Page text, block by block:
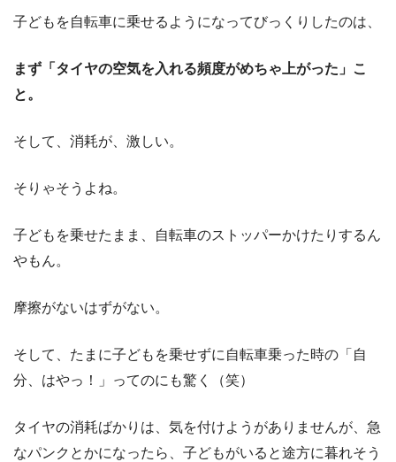
子どもを自転車に乗せるようになってびっくりしたのは、
まず「タイヤの空気を入れる頻度がめちゃ上がった」こ
と。
そして、消耗が、激しい。
そりゃそうよね。
子どもを乗せたまま、自転車のストッパーかけたりするん
やもん。
摩擦がないはずがない。
そして、たまに子どもを乗せずに自転車乗った時の「自
分、はやっ！」ってのにも驚く（笑）
タイヤの消耗ばかりは、気を付けようがありませんが、急
なパンクとかになったら、子どもがいると途方に暮れそう